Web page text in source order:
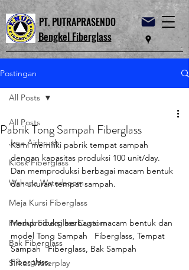
PT. PUTRAPRASENDO
Bengkel Fiberglass
Postingan
All Posts
Jasa Airbrush
Kiosk Fiberglass
Wahana Waterboom
Meja Kursi Fiberglass
Produk Fiberglass Custom
Bak Fiberglass
Sirkus Waterplay
All Posts
Pabrik Tong Sampah Fiberglass
Kami memiliki pabrik tempat sampah
dengan kapasitas produksi 100 unit/day.
Dan memproduksi berbagai macam bentuk
dan ukuran tempat sampah.
Memproduksi berbagai macam bentuk dan
model Tong Sampah   Fiberglass, Tempat
Sampah   Fiberglass, Bak Sampah
Fiberglass.